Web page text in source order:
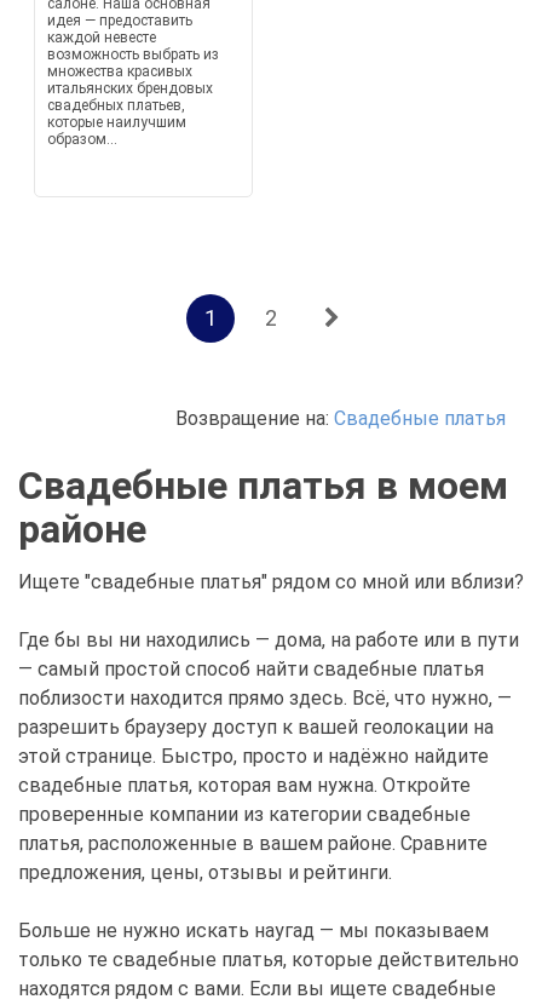
салоне. Наша основная
идея — предоставить
каждой невесте
возможность выбрать из
множества красивых
итальянских брендовых
свадебных платьев,
которые наилучшим
образом...
1 2
Возвращение на: Свадебные платья
Свадебные платья в моем
районе
Ищете "свадебные платья" рядом со мной или вблизи?
Где бы вы ни находились — дома, на работе или в пути
— самый простой способ найти свадебные платья
поблизости находится прямо здесь. Всё, что нужно, —
разрешить браузеру доступ к вашей геолокации на
этой странице. Быстро, просто и надёжно найдите
свадебные платья, которая вам нужна. Откройте
проверенные компании из категории свадебные
платья, расположенные в вашем районе. Сравните
предложения, цены, отзывы и рейтинги.
Больше не нужно искать наугад — мы показываем
только те свадебные платья, которые действительно
находятся рядом с вами. Если вы ищете свадебные